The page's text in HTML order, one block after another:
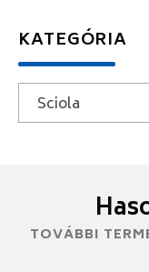
KATEGÓRIA
Sciola
TOVÁBBI